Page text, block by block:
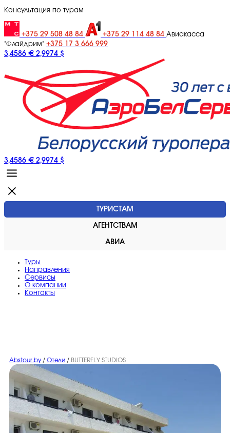
Консультация по турам
+375 29 508 48 84 +375 29 114 48 84 Авиакасса
"Флайдрим" +375 17 3 666 999
3,4586 € 2,9974 $
3,4586 € 2,9974 $
ТУРИСТАМ
АГЕНТСТВАМ
АВИА
Туры
Направления
Сервисы
O компании
Контакты
Abstour.by / Отели / BUTTERFLY STUDIOS